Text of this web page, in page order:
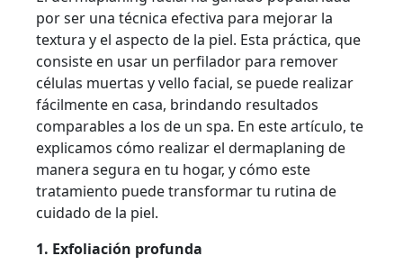
por ser una técnica efectiva para mejorar la
textura y el aspecto de la piel. Esta práctica, que
consiste en usar un perfilador para remover
células muertas y vello facial, se puede realizar
fácilmente en casa, brindando resultados
comparables a los de un spa. En este artículo, te
explicamos cómo realizar el dermaplaning de
manera segura en tu hogar, y cómo este
tratamiento puede transformar tu rutina de
cuidado de la piel.
1. Exfoliación profunda